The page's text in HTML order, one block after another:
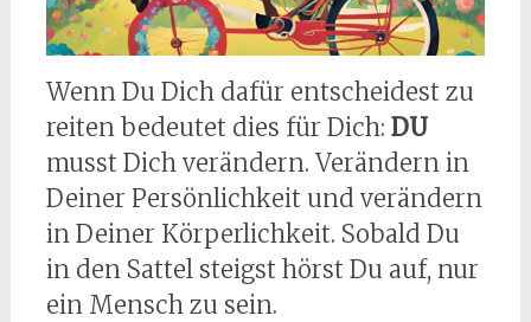
Wenn Du Dich dafür entscheidest zu
reiten bedeutet dies für Dich: DU
musst Dich verändern. Verändern in
Deiner Persönlichkeit und verändern
in Deiner Körperlichkeit. Sobald Du
in den Sattel steigst hörst Du auf, nur
ein Mensch zu sein.